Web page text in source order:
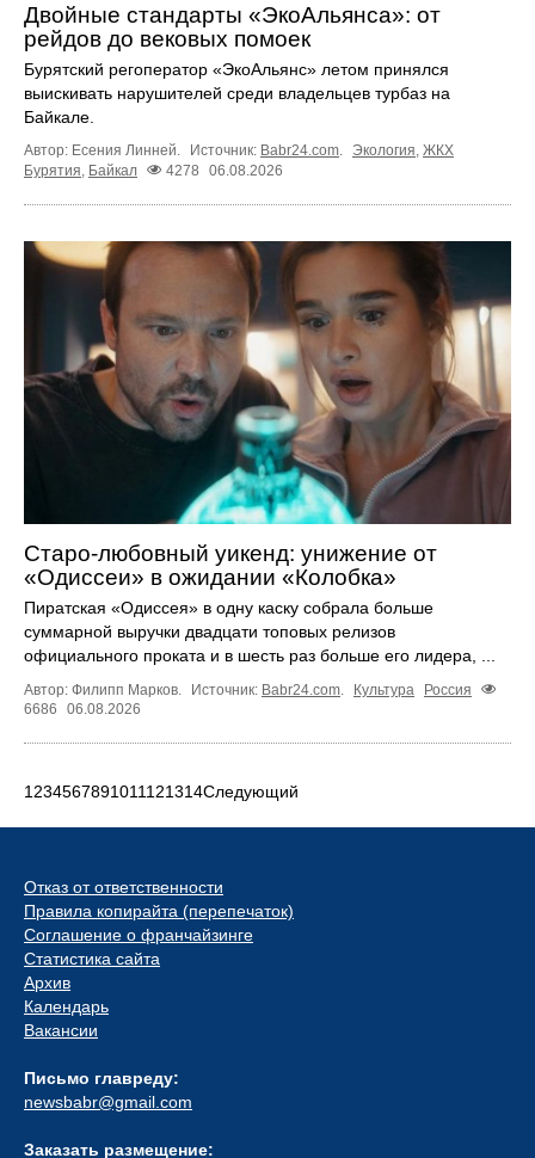
Двойные стандарты «ЭкоАльянса»: от
рейдов до вековых помоек
Бурятский регоператор «ЭкоАльянс» летом принялся
выискивать нарушителей среди владельцев турбаз на
Байкале.
Автор: Есения Линней. Источник: Babr24.com. Экология, ЖКХ
Бурятия, Байкал 4278 06.08.2026
Старо-любовный уикенд: унижение от
«Одиссеи» в ожидании «Колобка»
Пиратская «Одиссея» в одну каску собрала больше
суммарной выручки двадцати топовых релизов
официального проката и в шесть раз больше его лидера, ...
Автор: Филипп Марков. Источник: Babr24.com Культура
Россия
6686
06.08.2026
1 234567891011121314Следующий
Отказ от ответственности
Правила копирайта (перепечаток)
Соглашение о франчайзинге
Статистика сайта
Архив
Календарь
Вакансии
Письмо главреду:
newsbabr@gmail.com
Заказать размещение: